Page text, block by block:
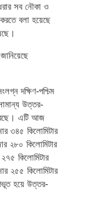
সব নৌকা ও
বলা হয়েছে
দক্ষিণ-পশ্চিম
উত্তর-
এটি আজ
৩৪৫ কিলোমিটার
২৮০ কিলোমিটার
২৭৫ কিলোমিটার
২৫৫ কিলোমিটার
হয়ে উত্তর-